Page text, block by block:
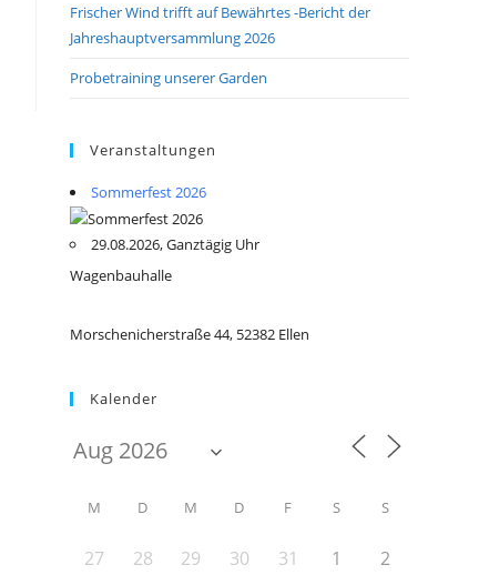
Frischer Wind trifft auf Bewährtes -Bericht der
Jahreshauptversammlung 2026
Probetraining unserer Garden
Veranstaltungen
Sommerfest 2026
29.08.2026, Ganztägig Uhr
Wagenbauhalle
Morschenicherstraße 44, 52382 Ellen
Kalender
M D M D F S S
27 28 29 30 31 1
2